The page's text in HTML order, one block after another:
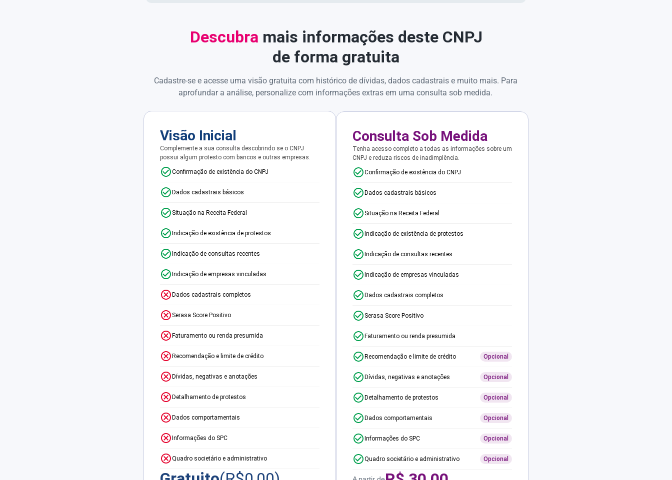
Descubra mais informações deste CNPJ
de forma gratuita
Cadastre-se e acesse uma visão gratuita com histórico de dívidas, dados cadastrais e muito mais. Para
aprofundar a análise, personalize com informações extras em uma consulta sob medida.
Visão Inicial
Complemente a sua consulta descobrindo se o CNPJ
possui algum protesto com bancos e outras empresas.
Confirmação de existência do CNPJ
Dados cadastrais básicos
Situação na Receita Federal
Indicação de existência de protestos
Indicação de consultas recentes
Indicação de empresas vinculadas
Dados cadastrais completos
Serasa Score Positivo
Faturamento ou renda presumida
Recomendação e limite de crédito
Dívidas, negativas e anotações
Detalhamento de protestos
Dados comportamentais
Informações do SPC
Quadro societário e administrativo
Consulta Sob Medida
Tenha acesso completo a todas as informações sobre um
CNPJ e reduza riscos de inadimplência.
Confirmação de existência do CNPJ
Dados cadastrais básicos
Situação na Receita Federal
Indicação de existência de protestos
Indicação de consultas recentes
Indicação de empresas vinculadas
Dados cadastrais completos
Serasa Score Positivo
Faturamento ou renda presumida
Recomendação e limite de crédito Opcional
Dívidas, negativas e anotações Opcional
Detalhamento de protestos Opcional
Dados comportamentais Opcional
Informações do SPC Opcional
Quadro societário e administrativo Opcional